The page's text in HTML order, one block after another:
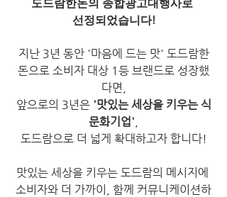
도드람한돈의 종합광고대행사로
선정되었습니다!
지난 3년 동안 '마음에 드는 맛' 도드람한
돈으로 소비자 대상 1등 브랜드로 성장했
다면,
앞으로의 3년은 '맛있는 세상을 키우는 식
문화기업'
도드람으로 더 넓게 확대하고자 합니다!
맛있는 세상을 키우는 도드람의 메시지에
소비자와 더 가까이, 함께 커뮤니케이션하